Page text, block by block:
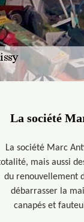
La société
La société Marc
mais aussi
du renouvellement
débarrasser la
canapés et